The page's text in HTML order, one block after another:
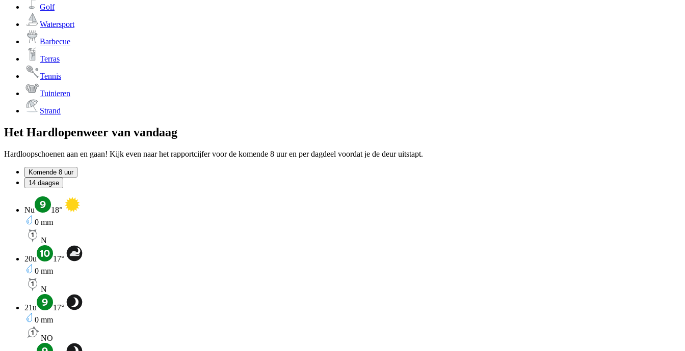
Golf
Watersport
Barbecue
Terras
Tennis
Tuinieren
Strand
Het Hardlopenweer van vandaag
Hardloopschoenen aan en gaan! Kijk even naar het rapportcijfer voor de komende 8 uur en per dagdeel voordat je de deur uitstapt.
Komende 8 uur
14 daagse
Nu 18°
0 mm
N
20u 17°
0 mm
N
21u 17°
0 mm
NO